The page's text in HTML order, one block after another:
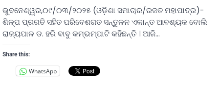
ଭୁବନେଶ୍ୱର,୦୯/୦୩/୨୦୨୫ (ଓଡ଼ିଶା ସମାଚାର/ରଜତ ମହାପାତ୍ର)-
ଶିଳ୍ପ ପ୍ରଗତି ସହିତ ପରିବେଶଗତ ସନ୍ତୁଳନ ଏକାନ୍ତ ଆବଶ୍ୟକ ବୋଲି
ରାଜ୍ୟପାଳ ଡ. ହରି ବାବୁ କମ୍ଭମ୍ପାଟି କହିଛନ୍ତି । ଆଜି…
Share this:
WhatsApp